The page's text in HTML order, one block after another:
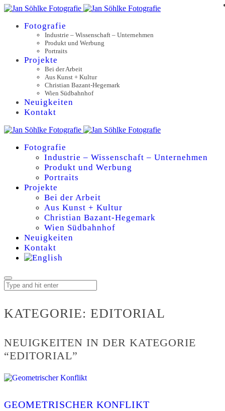
Fotografie
Industrie – Wissenschaft – Unternehmen
Produkt und Werbung
Portraits
Projekte
Bei der Arbeit
Aus Kunst + Kultur
Christian Bazant-Hegemark
Wien Südbahnhof
Neuigkeiten
Kontakt
Fotografie
Industrie – Wissenschaft – Unternehmen
Produkt und Werbung
Portraits
Projekte
Bei der Arbeit
Aus Kunst + Kultur
Christian Bazant-Hegemark
Wien Südbahnhof
Neuigkeiten
Kontakt
KATEGORIE:
EDITORIAL
KATEGORIE: EDITORIAL
NEUIGKEITEN IN DER KATEGORIE
“EDITORIAL”
GEOMETRISCHER KONFLIKT